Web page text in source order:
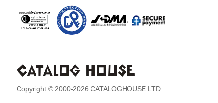
Copyright © 2000-2026 CATALOGHOUSE LTD.